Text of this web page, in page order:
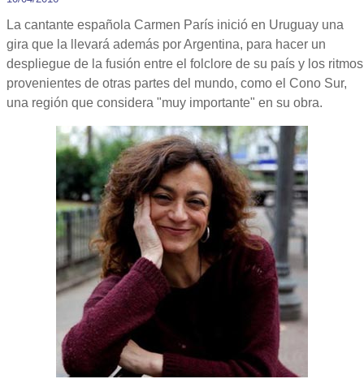
La cantante española Carmen París inició en Uruguay una
gira que la llevará además por Argentina, para hacer un
despliegue de la fusión entre el folclore de su país y los ritmos
provenientes de otras partes del mundo, como el Cono Sur,
una región que considera "muy importante" en su obra.